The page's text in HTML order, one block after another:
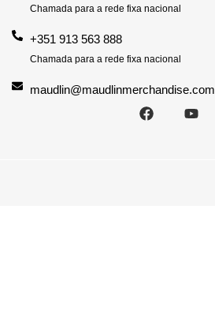
Chamada para a rede fixa nacional
+351 913 563 888
Chamada para a rede fixa nacional
maudlin@maudlinmerchandise.com